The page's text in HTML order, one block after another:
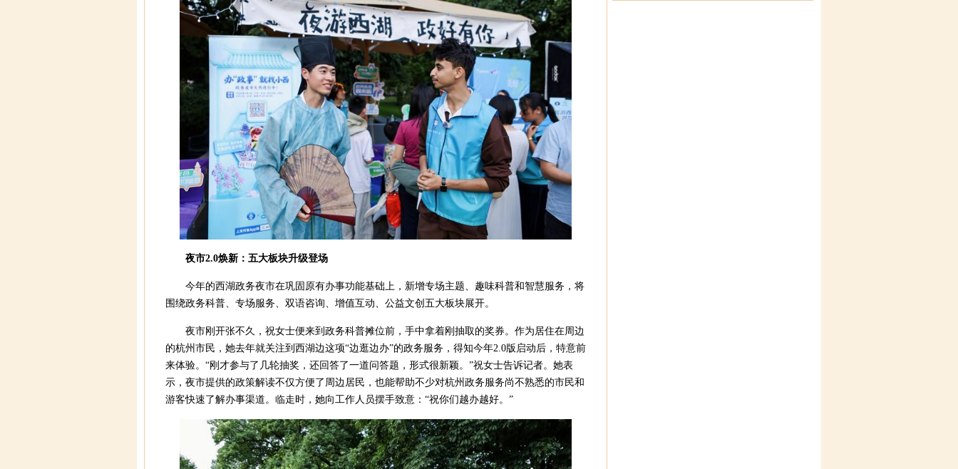
夜市2.0焕新：五大板块升级登场
今年的西湖政务夜市在巩固原有办事功能基础上，新增专场主题、趣味科普和智慧服务，将
围绕政务科普、专场服务、双语咨询、增值互动、公益文创五大板块展开。
夜市刚开张不久，祝女士便来到政务科普摊位前，手中拿着刚抽取的奖券。作为居住在周边
的杭州市民，她去年就关注到西湖边这项“边逛边办”的政务服务，得知今年2.0版启动后，特意前
来体验。“刚才参与了几轮抽奖，还回答了一道问答题，形式很新颖。”祝女士告诉记者。她表
示，夜市提供的政策解读不仅方便了周边居民，也能帮助不少对杭州政务服务尚不熟悉的市民和
游客快速了解办事渠道。临走时，她向工作人员摆手致意：“祝你们越办越好。”